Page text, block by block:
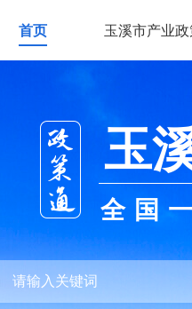
首页 玉溪市产业
玉
全国